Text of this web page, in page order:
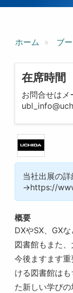
ホーム ブ
在席時間
お問合せは
当社出展の
→https://
概要
DXやSX、GX
図書館もまた、
今後ますます
ける図書館は
た新しい学び